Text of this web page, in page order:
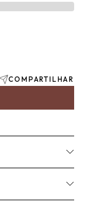
COMPARTILHAR